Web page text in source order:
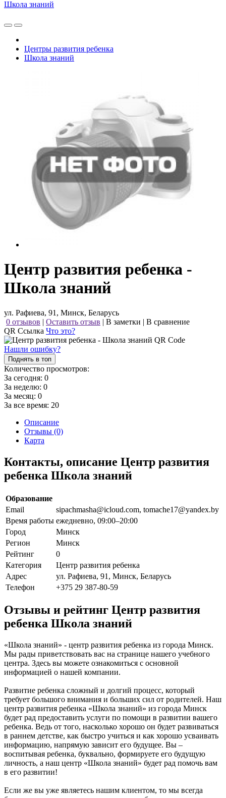
Школа знаний
Центры развития ребенка
Школа знаний
Центр развития ребенка -
Школа знаний
ул. Рафиева, 91, Минск, Беларусь
0 отзывов | Оставить отзыв | В заметки | В сравнение
QR Ссылка Что это?
Нашли ошибку?
Поднять в топ
Количество просмотров:
За сегодня: 0
За неделю: 0
За месяц: 0
За все время: 20
Описание
Отзывы (0)
Карта
Контакты, описание Центр развития
ребенка Школа знаний
Образование
Email
sipachmasha@icloud.com, tomache17@yandex.by
Время работы ежедневно, 09:00–20:00
Город
Минск
Регион
Минск
Рейтинг
0
Категория
Центр развития ребенка
Адрес
ул. Рафиева, 91, Минск, Беларусь
Телефон
+375 29 387-80-59
Отзывы и рейтинг Центр развития
ребенка Школа знаний
«Школа знаний» - центр развития ребенка из города Минск.
Мы рады приветствовать вас на странице нашего учебного
центра. Здесь вы можете ознакомиться с основной
информацией о нашей компании.
Развитие ребенка сложный и долгий процесс, который
требует большого внимания и больших сил от родителей. Наш
центр развития ребенка «Школа знаний» из города Минск
будет рад предоставить услуги по помощи в развитии вашего
ребенка. Ведь от того, насколько хорошо он будет развиваться
в раннем детстве, как быстро учиться и как хорошо усваивать
информацию, напрямую зависит его будущее. Вы –
воспитывая ребенка, буквально, формируете его будущую
личность, а наш центр «Школа знаний» будет рад помочь вам
в его развитии!
Если же вы уже являетесь нашим клиентом, то мы всегда